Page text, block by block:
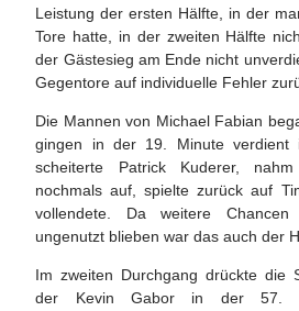
Leistung der ersten Hälfte, in der
Tore hatte, in der zweiten Hälfte
der Gästesieg am Ende nicht
Gegentore auf individuelle Fehler
Die Mannen von Michael Fabian
gingen in der 19. Minute verdient
scheiterte Patrick Kuderer,
nochmals auf, spielte zurück auf
vollendete. Da weitere
ungenutzt blieben war das auch der
Im zweiten Durchgang drückte die
der Kevin Gabor in der 57.